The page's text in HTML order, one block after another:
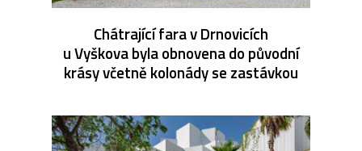
Chátrající fara v Drnovicích
u Vyškova byla obnovena do původní
krásy včetně kolonády se zastávkou